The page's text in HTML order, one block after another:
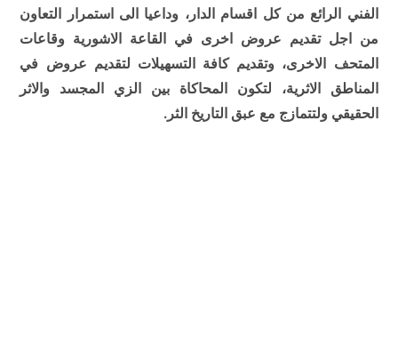
الفني الرائع من كل اقسام الدار، وداعيا الى استمرار التعاون
من اجل تقديم عروض اخرى في القاعة الاشورية وقاعات
المتحف الاخرى، وتقديم كافة التسهيلات لتقديم عروض في
المناطق الاثرية، لتكون المحاكاة بين الزي المجسد والاثر
الحقيقي ولتتمازج مع عبق التاريخ الثر.